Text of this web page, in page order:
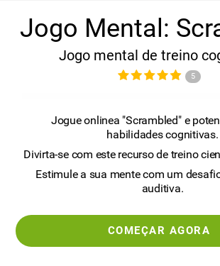
Jogo Mental:
Jogo mental de treino
5
Jogue onlinea "Scrambled" e
habilidades cognitivas.
Divirta-se com este recurso de treino
Estimule a sua mente com um
auditiva.
COMEÇAR AGORA